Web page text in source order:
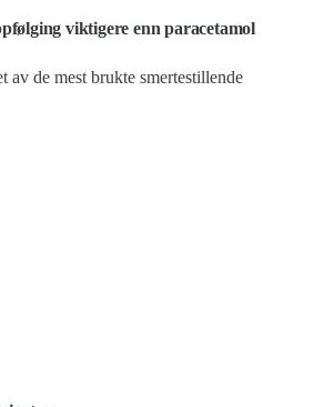
viktigere enn paracetamol
av de mest brukte smertestillende